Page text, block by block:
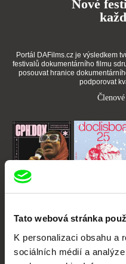
Tato webová stránka
K personalizaci obsahu a
sociálních médií a
Nové
Portál DAFilms.cz je výsledkem
festivalů dokumentárního filmu
posouvat hranice
podporovat
Doclisboa